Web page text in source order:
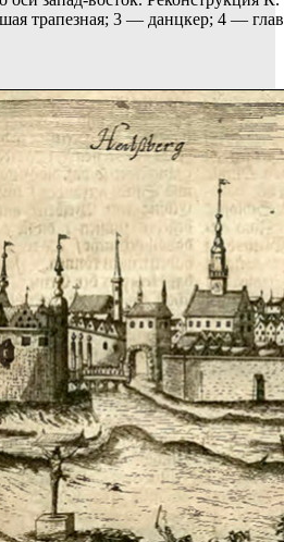
трапезная; 3 — данцкер; 4 —